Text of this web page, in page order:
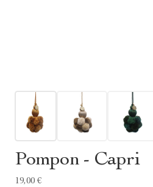
Pompon - Capri
19,00 €